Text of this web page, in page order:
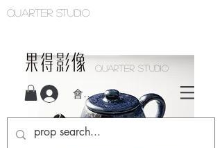
Quarter studio
會員登入
QUARTER STUDIO